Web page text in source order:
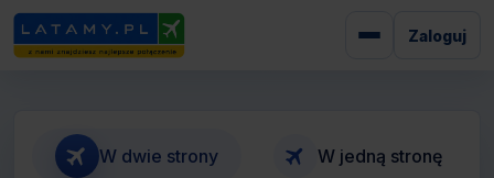
Zaloguj
W dwie strony W jedną stronę